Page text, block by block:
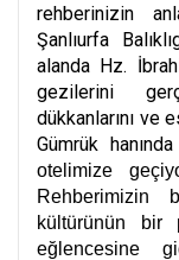
rehberinizin
Şanlıurfa
alanda Hz.
gezilerini
dükkanlarını ve
Gümrük
otelimize
Rehberimizin
kültürünün bir
eğlencesine